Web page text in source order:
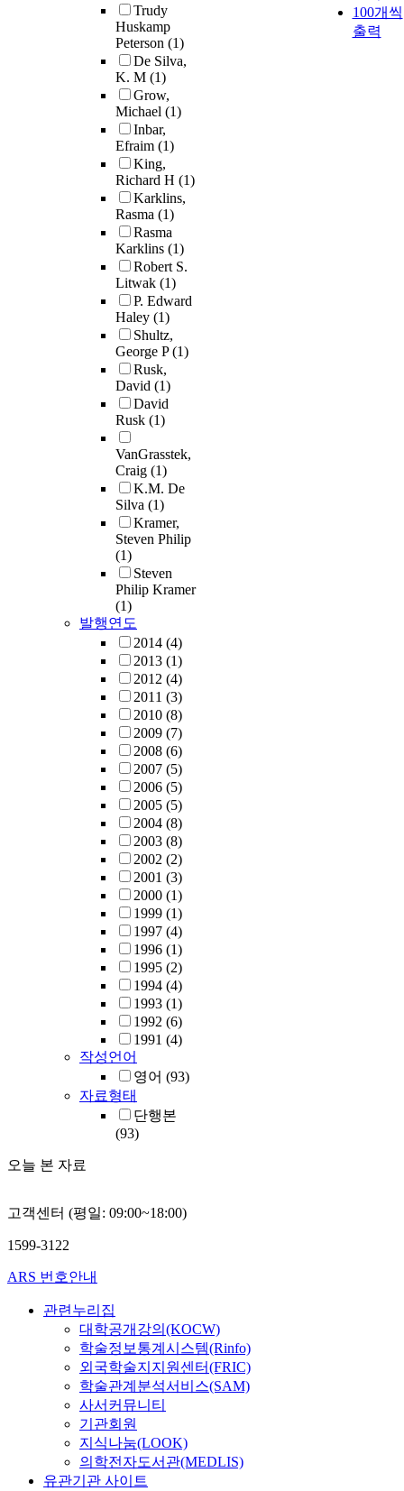
Trudy
Huskamp
Peterson (1)
De Silva,
K. M (1)
Grow,
Michael (1)
Inbar,
Efraim (1)
King,
Richard H (1)
Karklins,
Rasma (1)
Rasma
Karklins (1)
Robert S.
Litwak (1)
P. Edward
Haley (1)
Shultz,
George P(1)
Rusk,
David (1)
David
Rusk (1)
VanGrasstek,
Craig (1)
K.M. De
Silva (1)
Kramer,
Steven Philip
(1)
Steven
Philip Kramer
(1)
발행연도
2014 (4)
2013 (1)
2012 (4)
2011 (3)
2010 (8)
2009 (7)
2008 (6)
2007 (5)
2006 (5)
2005 (5)
2004 (8)
2003 (8)
2002 (2)
2001 (3)
2000 (1)
1999 (1)
1997 (4)
1996 (1)
1995 (2)
1994 (4)
1993 (1)
1992 (6)
1991 (4)
작성언어
영어 (93)
자료형태
단행본
(93)
오늘 본 자료
100개씩
출력
고객센터 (평일: 09:00~18:00)
1599-3122
ARS 번호안내
관련누리집
대학공개강의(KOCW)
학술정보통계시스템(Rinfo)
외국학술지지원센터(FRIC)
학술관계분석서비스(SAM)
사서커뮤니티
기관회원
지식나눔(LOOK)
의학전자도서관(MEDLIS)
유관기관 사이트